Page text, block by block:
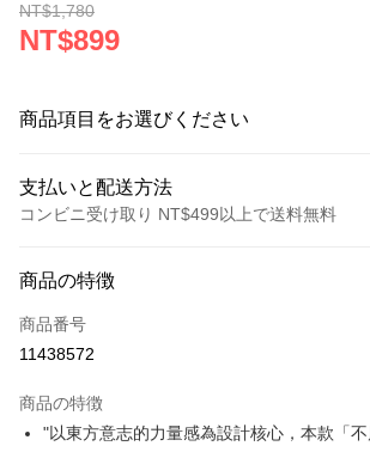
NT$1,780
NT$899
商品項目をお選びください
支払いと配送方法
コンビニ受け取り NT$499以上で送料無料
クレジットカード1回払い
コンビニ店頭代金引換
Apple Pay
商品の特徴
商品番号
11438572
商品の特徴
"以東方意志的力量感為設計核心，本款「